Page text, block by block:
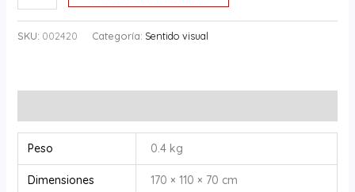
SKU: 002420 Categoría: Sentido visual
Peso 0.4 kg
Dimensiones 170 × 110 × 70 cm